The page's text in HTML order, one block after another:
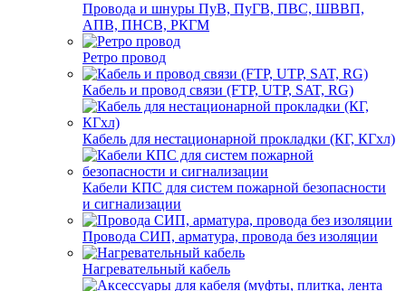
Провода и шнуры ПуВ, ПуГВ, ПВС, ШВВП,
АПВ, ПНСВ, РКГМ
Ретро провод
Кабель и провод связи (FTP, UTP, SAT, RG)
Кабель для нестационарной прокладки (КГ, КГхл)
Кабели КПС для систем пожарной безопасности
и сигнализации
Провода СИП, арматура, провода без изоляции
Нагревательный кабель